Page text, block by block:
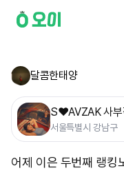
달콤한태양
S❤️AVZAK 사
서울특별시 강남구
어제 이은 두번째 랭킹